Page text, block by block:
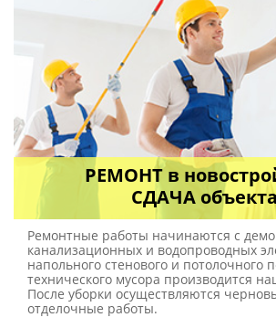
РЕМОНТ в
СДАЧА объекта
Ремонтные работы начинаются с
канализационных и водопроводных
напольного стенового и потолочного
технического мусора производится
После уборки осуществляются
отделочные работы.